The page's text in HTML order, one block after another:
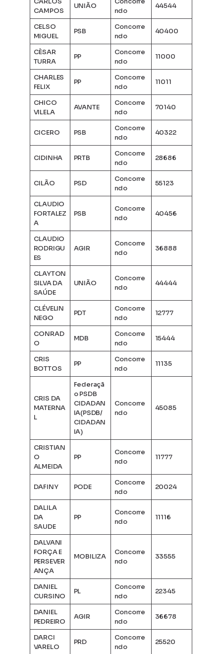
CAMPOS
UNIÃO
ndo
44544
CELSO
MIGUEL
PSB
Concorre
ndo
40400
CÈSAR
TURRA
PP
Concorre
ndo
11000
CHARLES
FELIX
PP
Concorre
ndo
11011
CHICO
VILELA
AVANTE
Concorre
ndo
70140
CICERO PSB
Concorre
ndo
40322
CIDINHA PRTB
Concorre
ndo
28686
CILÃO PSD
Concorre
ndo
55123
CLAUDIO
FORTALEZ
A
PSB
Concorre
ndo
40456
CLAUDIO
RODRIGU
ES
AGIR
Concorre
ndo
36888
CLAYTON
SILVA DA
SAÚDE
UNIÃO
Concorre
ndo
44444
CLÉVELIN
NEGO
PDT
Concorre
ndo
12777
CONRAD
O
MDB
Concorre
ndo
15444
CRIS
BOTTOS
PP
Concorre
ndo
11135
CRIS DA
MATERNA
L
Federaçã
o PSDB
CIDADAN
IA(PSDB/
CIDADAN
IA)
Concorre
ndo
45085
CRISTIAN
O
ALMEIDA
PP
Concorre
ndo
11777
DAFINY PODE
Concorre
ndo
20024
DALILA
DA
SAUDE
PP
Concorre
ndo
11116
DALVANI
FORÇA E
PERSEVER
ANÇA
MOBILIZA
Concorre
ndo
33555
DANIEL
CURSINO
PL
Concorre
ndo
22345
DANIEL
PEDREIRO
AGIR
Concorre
ndo
36678
DARCI
VARELO
PRD
Concorre
ndo
25520